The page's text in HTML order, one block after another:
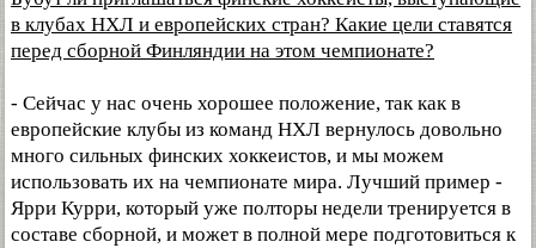
в клубах НХЛ и европейских стран? Какие цели ставятся
перед сборной Финляндии на этом чемпионате?
- Сейчас у нас очень хорошее положение, так как в
европейские клубы из команд НХЛ вернулось довольно
много сильных финских хоккеистов, и мы можем
использовать их на чемпионате мира. Лучший пример -
Ярри Курри, который уже полторы недели тренируется в
составе сборной, и может в полной мере подготовиться к